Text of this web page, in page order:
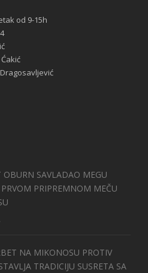
od 9-15h
OBURN SAVLADAO MEGU
PRIPREMNOM MEČU
NA MIKONOSU PROTIV
TRADICIJU SUSRETA SA